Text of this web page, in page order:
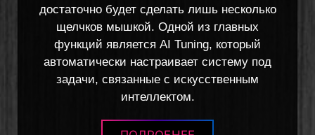
достаточно будет сделать лишь несколько
щелчков мышкой. Одной из главных
функций является AI Tuning, который
автоматически настраивает систему под
задачи, связанные с искусственным
интеллектом.